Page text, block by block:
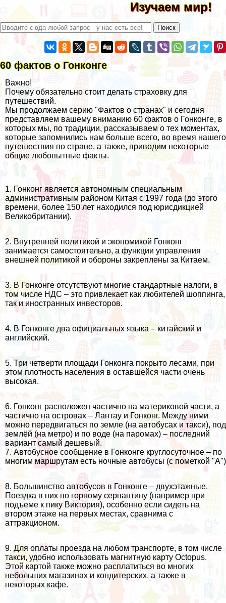
Изучаем мир!
60 фактов о Гонконге
Важно!
Почему обязательно стоит делать страховку для
путешествий.
Мы продолжаем серию "Фактов о странах" и сегодня
представляем вашему вниманию 60 фактов о Гонконге, в
которых мы, по традиции, рассказываем о тех моментах,
которые запомнились нам больше всего, во время нашего
путешествия по стране, а также, приводим некоторые
общие любопытные факты.
1. Гонконг является автономным специальным
административным районом Китая с 1997 года (до этого
времени, более 150 лет находился под юрисдикцией
Великобритании).
2. Внутренней политикой и экономикой Гонконг
занимается самостоятельно, а функции управления
внешней политикой и обороны закреплены за Китаем.
3. В Гонконге отсутствуют многие стандартные налоги, в
том числе НДС – это привлекает как любителей шоппинга,
так и иностранных инвесторов.
4. В Гонконге два официальных языка – китайский и
английский.
5. Три четверти площади Гонконга покрыто лесами, при
этом плотность населения в оставшейся части очень
высокая.
6. Гонконг расположен частично на материковой части, а
частично на островах – Лантау и Гонконг. Между ними
можно передвигаться по земле (на автобусах и такси), под
землёй (на метро) и по воде (на паромах) – последний
вариант самый дешевый.
7. Автобусное сообщение в Гонконге круглосуточное – по
многим маршрутам есть ночные автобусы (с пометкой "A")
8. Большинство автобусов в Гонконге – двухэтажные.
Поездка в них по горному серпантину (например при
подъеме к пику Виктория), особенно если сидеть на
втором этаже на первых местах, сравнима с
аттракционом.
9. Для оплаты проезда на любом транспорте, в том числе
такси, удобно использовать магнитную карту Octopus.
Этой картой также можно расплатиться во многих
небольших магазинах и кондитерских, а также в
некоторых кафе.